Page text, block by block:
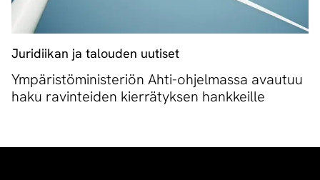
Juridiikan ja talouden uutiset
Ympäristöministeriön Ahti-ohjelmassa avautuu
haku ravinteiden kierrätyksen hankkeille